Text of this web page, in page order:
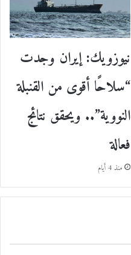
نيوزويك: إيران وجدت
“سلاحًا أقوى من القنبلة
النووية”.. ويحقق نتائج
فعالة
منذ 4 أيام